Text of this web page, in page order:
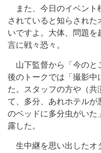
また、今日のイベント
されていると知らされ
いですよ。大体、問題を
言に戦々恐々。
山下監督から「今のと
後のトークでは「撮影中
た。スタッフの方や（共
て、多分、あれホテル
のベッドに多分虫がいた
露した。
生中継を思い出したオ